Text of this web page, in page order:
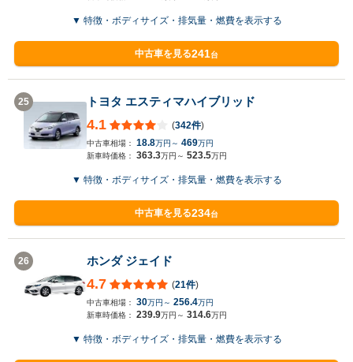
▼ 特徴・ボディサイズ・排気量・燃費を表示する
中古車を見る241台
25 トヨタ エスティマハイブリッド
4.1 (342件)
中古車相場： 18.8万円～ 469万円
新車時価格： 363.3万円～ 523.5万円
▼ 特徴・ボディサイズ・排気量・燃費を表示する
中古車を見る234台
26 ホンダ ジェイド
4.7 (21件)
中古車相場： 30万円～ 256.4万円
新車時価格： 239.9万円～ 314.6万円
▼ 特徴・ボディサイズ・排気量・燃費を表示する